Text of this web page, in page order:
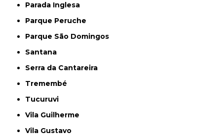
Parada Inglesa
Parque Peruche
Parque São Domingos
Santana
Serra da Cantareira
Tremembé
Tucuruvi
Vila Guilherme
Vila Gustavo